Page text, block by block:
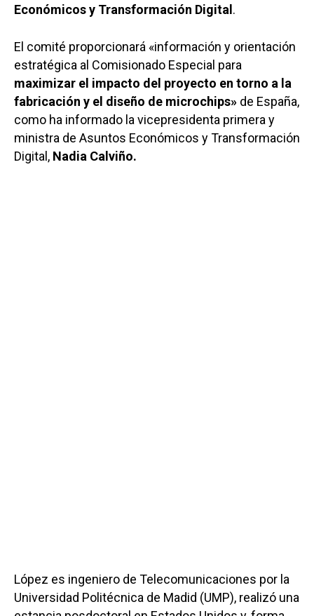
Económicos y Transformación Digital.
El comité proporcionará «información y orientación
estratégica al Comisionado Especial para
maximizar el impacto del proyecto en torno a la
fabricación y el diseño de microchips» de España,
como ha informado la vicepresidenta primera y
ministra de Asuntos Económicos y Transformación
Digital, Nadia Calviño.
López es ingeniero de Telecomunicaciones por la
Universidad Politécnica de Madid (UMP), realizó una